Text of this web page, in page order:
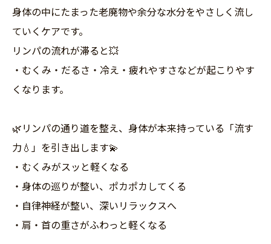
身体の中にたまった老廃物や余分な水分をやさしく流し
ていくケアです。
リンパの流れが滞ると💥
・むくみ・だるさ・冷え・疲れやすさなどが起こりやす
くなります。
🌿リンパの通り道を整え、身体が本来持っている「流す
力💧」を引き出します💫
・むくみがスッと軽くなる
・身体の巡りが整い、ポカポカしてくる
・自律神経が整い、深いリラックスへ
・肩・首の重さがふわっと軽くなる